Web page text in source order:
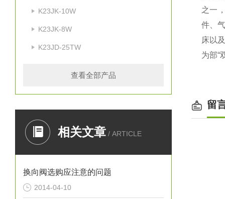
K23JK-10W
K23JK-8W
K23JD-25TW
查看全部产品
相关文章 / ARTICLE
换向阀选购应注意的问题
2014-04-10
之一
件、
床以
为部“
留